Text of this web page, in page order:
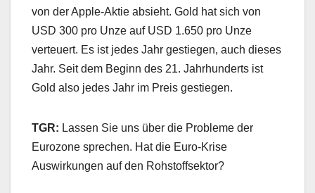
von der Apple-Aktie absieht. Gold hat sich von
USD 300 pro Unze auf USD 1.650 pro Unze
verteuert. Es ist jedes Jahr gestiegen, auch dieses
Jahr. Seit dem Beginn des 21. Jahrhunderts ist
Gold also jedes Jahr im Preis gestiegen.
TGR: Lassen Sie uns über die Probleme der
Eurozone sprechen. Hat die Euro-Krise
Auswirkungen auf den Rohstoffsektor?